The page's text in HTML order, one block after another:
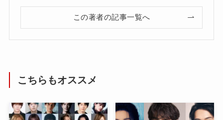
この著者の記事一覧へ
こちらもオススメ